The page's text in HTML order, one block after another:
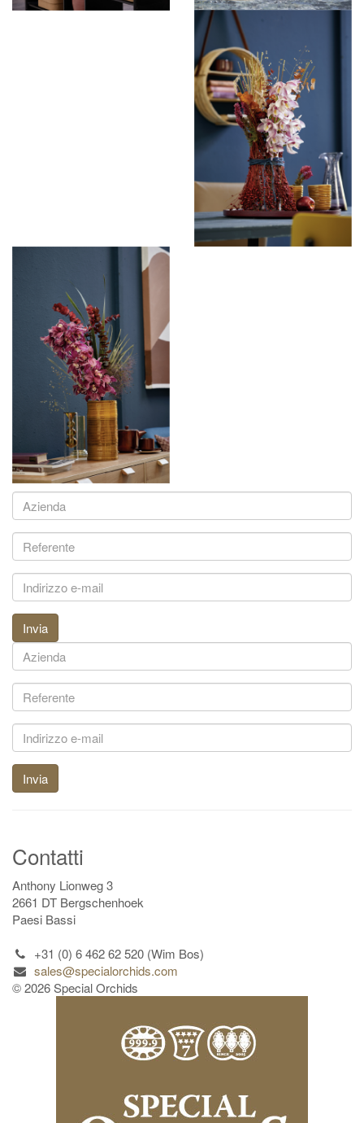
Invia
Invia
Contatti
Anthony Lionweg 3
2661 DT Bergschenhoek
Paesi Bassi
+31 (0) 6 462 62 520 (Wim Bos)
sales@specialorchids.com
© 2026 Special Orchids